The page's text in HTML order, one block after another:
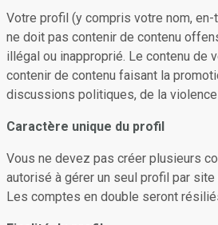
Votre profil (y compris votre nom,
ne doit pas contenir de contenu
illégal ou inapproprié. Le contenu de
contenir de contenu faisant la
discussions politiques, de la
Caractère unique du profil
Vous ne devez pas créer plusieurs
autorisé à gérer un seul profil par
Les comptes en double seront